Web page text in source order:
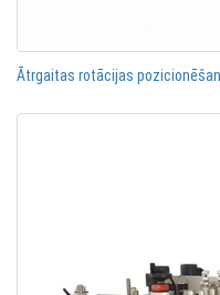
Ātrgaitas rotācijas